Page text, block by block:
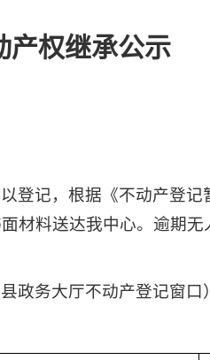
政府开放日
产权继承公示
登记，根据《不动产登
材料送达我中心。逾期
政务大厅不动产登记窗口）